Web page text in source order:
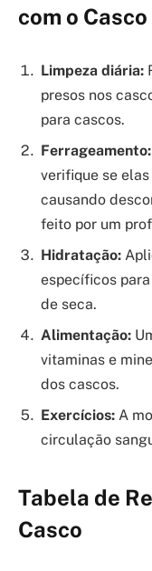
com o
Limpeza diária:
presos nos
para cascos.
Ferrageamento:
verifique se
causando
feito por um
Hidratação:
específicos
de seca.
Alimentação:
vitaminas e
dos cascos.
Exercícios: A
circulação
Tabela de
Casco